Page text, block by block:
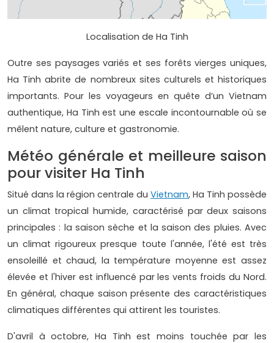
Localisation de Ha Tinh
Outre ses paysages variés et ses forêts vierges uniques,
Ha Tinh abrite de nombreux sites culturels et historiques
importants. Pour les voyageurs en quête d’un Vietnam
authentique, Ha Tinh est une escale incontournable où se
mêlent nature, culture et gastronomie.
Météo générale et meilleure saison
pour visiter Ha Tinh
Situé dans la région centrale du Vietnam, Ha Tinh possède
un climat tropical humide, caractérisé par deux saisons
principales : la saison sèche et la saison des pluies. Avec
un climat rigoureux presque toute l'année, l'été est très
ensoleillé et chaud, la température moyenne est assez
élevée et l'hiver est influencé par les vents froids du Nord.
En général, chaque saison présente des caractéristiques
climatiques différentes qui attirent les touristes.
D'avril à octobre, Ha Tinh est moins touchée par les